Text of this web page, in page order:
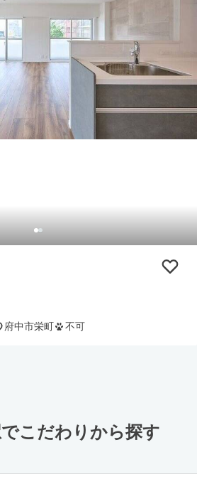
府中市栄町 不可
こだわりから探す